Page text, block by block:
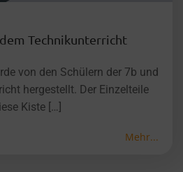
Technikunterricht
von den Schülern der 7b und
hergestellt. Der Einzelteile
Kiste […]
Mehr...